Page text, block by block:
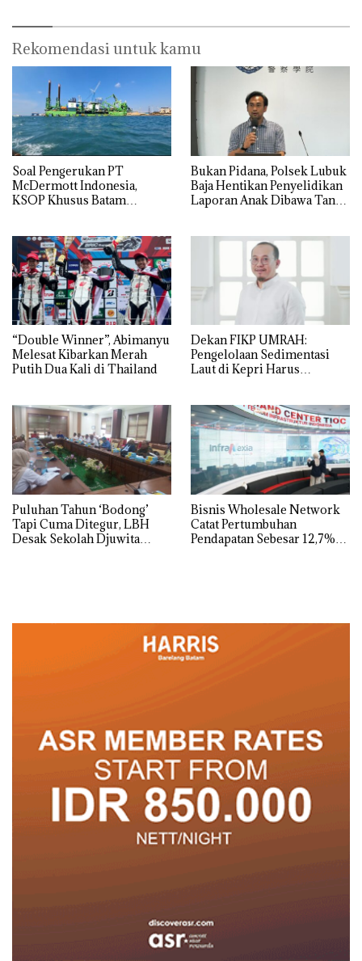
Rekomendasi untuk kamu
‎Soal Pengerukan PT
McDermott Indonesia,
KSOP Khusus Batam
Bukan Pidana, Polsek Lubuk
Baja Hentikan Penyelidikan
Laporan Anak Dibawa Tanpa
“Double Winner”, Abimanyu
Melesat Kibarkan Merah
Putih Dua Kali di Thailand
Dekan FIKP UMRAH:
Pengelolaan Sedimentasi
Laut di Kepri Harus
dengan Konservasi
Puluhan Tahun ‘Bodong’
Tapi Cuma Ditegur, LBH
Desak Sekolah Djuwita
Bisnis Wholesale Network
Catat Pertumbuhan
Pendapatan Sebesar 12,7%